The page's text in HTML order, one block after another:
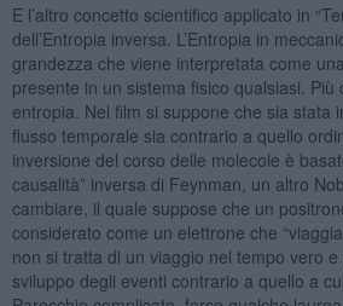
E l’altro concetto scientifico applicato in
dell’Entropia inversa. L’Entropia in
grandezza che viene interpretata come
presente in un sistema fisico qualsiasi. Più
entropia. Nel film si suppone che sia stata
flusso temporale sia contrario a quello
inversione del corso delle molecole è
causalità” inversa di Feynman, un altro
cambiare, il quale suppose che un
considerato come un elettrone che
non si tratta di un viaggio nel tempo vero
sviluppo degli eventi contrario a quello a